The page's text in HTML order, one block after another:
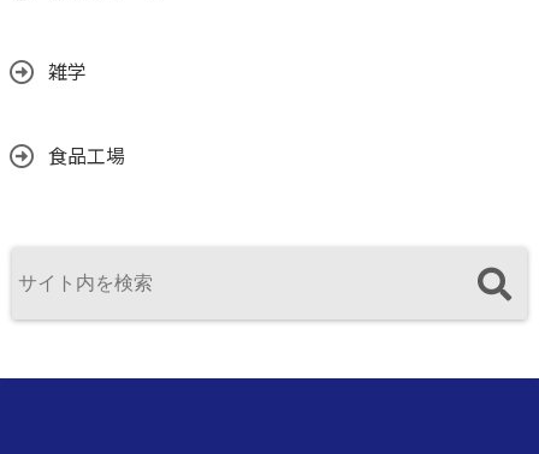
雑学
食品工場